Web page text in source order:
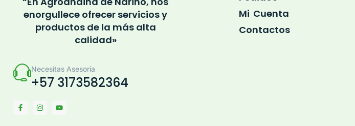
enorgullece ofrecer servicios y
productos de la más alta
calidad»
Necesitas Asesoria
+57 3173582364
Mi Cuenta
Contactos